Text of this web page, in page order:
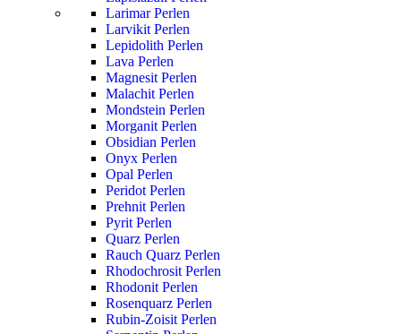
Larimar Perlen
Larvikit Perlen
Lepidolith Perlen
Lava Perlen
Magnesit Perlen
Malachit Perlen
Mondstein Perlen
Morganit Perlen
Obsidian Perlen
Onyx Perlen
Opal Perlen
Peridot Perlen
Prehnit Perlen
Pyrit Perlen
Quarz Perlen
Rauch Quarz Perlen
Rhodochrosit Perlen
Rhodonit Perlen
Rosenquarz Perlen
Rubin-Zoisit Perlen